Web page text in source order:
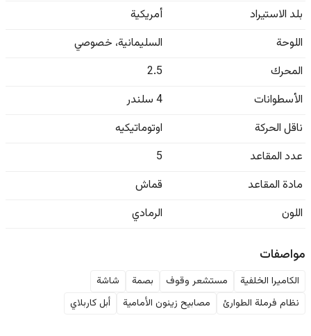
بلد الاستيراد
أمريكية
اللوحة
السليمانية، خصوصي
المحرك
2.5
الأسطوانات
4 سلندر
ناقل الحركة
اوتوماتيكيه
عدد المقاعد
5
مادة المقاعد
قماش
اللون
الرمادي
مواصفات
الكاميرا الخلفية مستشعر وقوف بصمة
شاشة
نظام فرملة الطوارئ
مصابيح زينون الأمامية أبل كاربلاي